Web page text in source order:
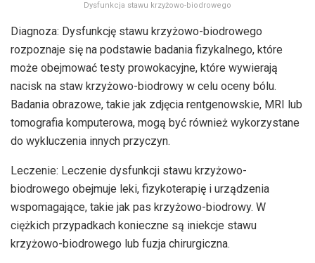
Dysfunkcja stawu krzyżowo-biodrowego
Diagnoza: Dysfunkcję stawu krzyżowo-biodrowego
rozpoznaje się na podstawie badania fizykalnego, które
może obejmować testy prowokacyjne, które wywierają
nacisk na staw krzyżowo-biodrowy w celu oceny bólu.
Badania obrazowe, takie jak zdjęcia rentgenowskie, MRI lub
tomografia komputerowa, mogą być również wykorzystane
do wykluczenia innych przyczyn.
Leczenie: Leczenie dysfunkcji stawu krzyżowo-
biodrowego obejmuje leki, fizykoterapię i urządzenia
wspomagające, takie jak pas krzyżowo-biodrowy. W
ciężkich przypadkach konieczne są iniekcje stawu
krzyżowo-biodrowego lub fuzja chirurgiczna.